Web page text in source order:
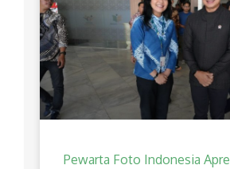
Pewarta Foto Indonesia